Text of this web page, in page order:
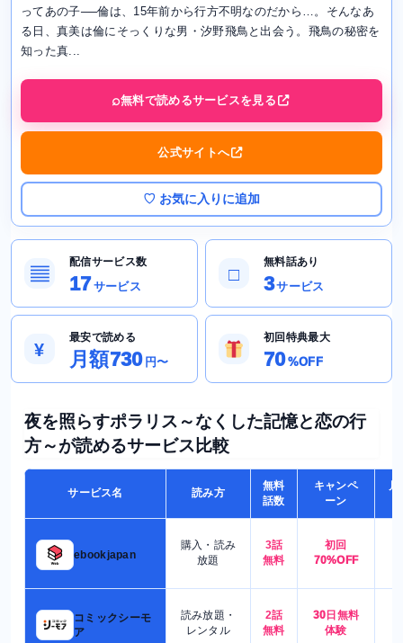
ってあの子──倫は、15年前から行方不明なのだから…。そんなあ
る日、真美は倫にそっくりな男・汐野飛鳥と出会う。飛鳥の秘密を
知った真...
無料で読めるサービスを見る
公式サイトへ
♡ お気に入りに追加
▤
配信サービス数
17サービス
□
無料話あり
3サービス
¥
最安で読める
月額730 円〜
初回特典最大
70%OFF
夜を照らすポラリス～なくした記憶と恋の行
方～が読めるサービス比較
サービス名 読み方
無料
話数
キャンペ
ーン
月
ebookjapan
購入・読み
放題
3話
無料
初回
70%OFF
コミックシーモ
ア
読み放題・
レンタル
2話
無料
30日無料
体験